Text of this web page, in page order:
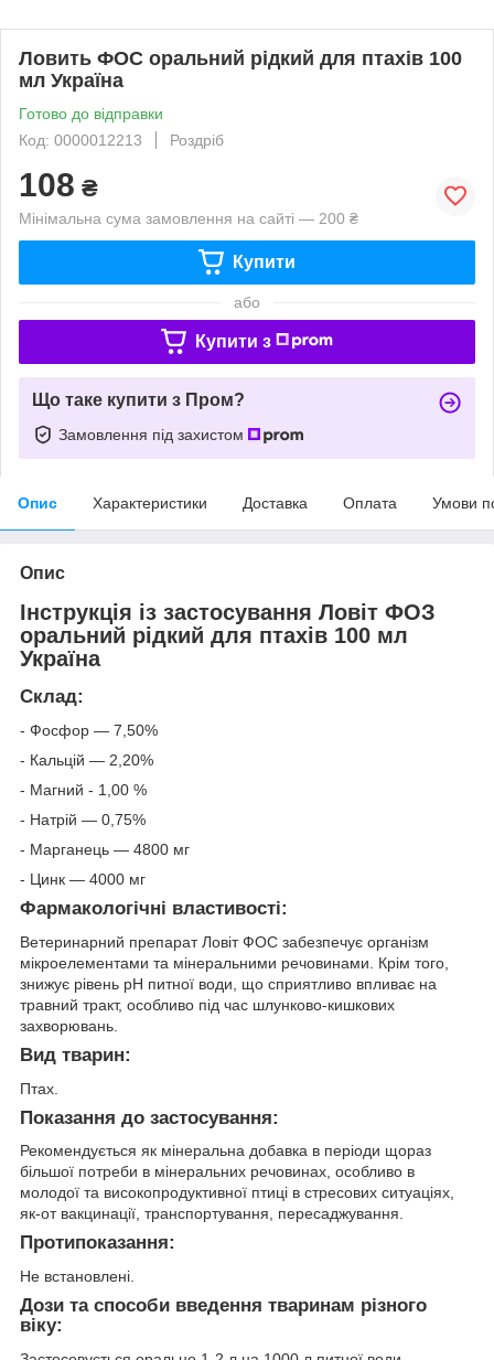
Ловить ФОС оральний рідкий для птахів 100
мл Україна
Готово до відправки
Код: 0000012213
Роздріб
108 ₴
Мінімальна сума замовлення на сайті — 200 ₴
Купити
або
Купити з
Що таке купити з Пром?
Замовлення під захистом
Опис Характеристики Доставка Оплата Умови
Опис
Інструкція із застосування Ловіт ФОЗ
оральний рідкий для птахів 100 мл
Україна
Склад:
- Фосфор — 7,50%
- Кальцій — 2,20%
- Магний - 1,00 %
- Натрій — 0,75%
- Марганець — 4800 мг
- Цинк — 4000 мг
Фармакологічні властивості:
Ветеринарний препарат Ловіт ФОС забезпечує організм
мікроелементами та мінеральними речовинами. Крім того,
знижує рівень pH питної води, що сприятливо впливає на
травний тракт, особливо під час шлунково-кишкових
захворювань.
Вид тварин:
Птах.
Показання до застосування:
Рекомендується як мінеральна добавка в періоди щораз
більшої потреби в мінеральних речовинах, особливо в
молодої та високопродуктивної птиці в стресових ситуаціях,
як-от вакцинації, транспортування, пересаджування.
Протипоказання:
Не встановлені.
Дози та способи введення тваринам різного
віку: